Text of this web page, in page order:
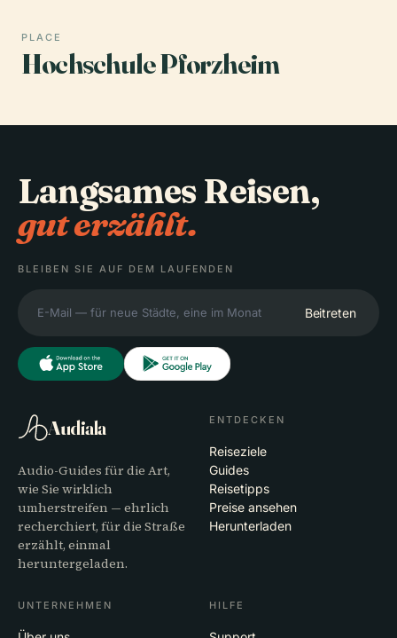
PLACE
Hochschule Pforzheim
Langsames Reisen,
gut erzählt.
BLEIBEN SIE AUF DEM LAUFENDEN
Beitreten
Audiala
Audio-Guides für die Art,
wie Sie wirklich
umherstreifen — ehrlich
recherchiert, für die Straße
erzählt, einmal
heruntergeladen.
ENTDECKEN
Reiseziele
Guides
Reisetipps
Preise ansehen
Herunterladen
UNTERNEHMEN HILFE